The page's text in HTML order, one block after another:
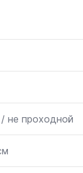
не проходной